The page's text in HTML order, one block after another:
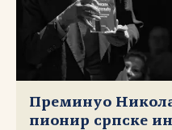
Преминуо
пионир српске